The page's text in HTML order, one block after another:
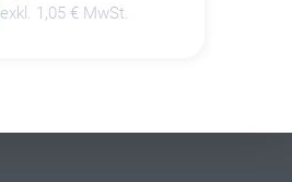
exkl. 1,05 € MwSt.